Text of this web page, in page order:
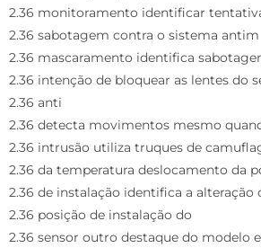
2.36 monitoramento identificar
2.36 sabotagem contra o sistema antim
2.36 mascaramento identifica
2.36 intenção de bloquear as lentes do
2.36 anti
2.36 detecta movimentos mesmo
2.36 intrusão utiliza truques de
2.36 da temperatura deslocamento da
2.36 de instalação identifica a alteração
2.36 posição de instalação do
2.36 sensor outro destaque do modelo